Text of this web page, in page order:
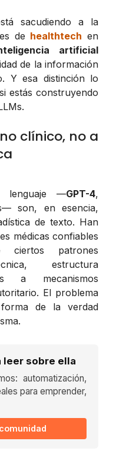
sacudiendo a la
de healthtech en
artificial
de la información
Y esa distinción lo
estás construyendo
clínico, no a
lenguaje —GPT-4,
son, en esencia,
de texto. Han
médicas confiables
ciertos patrones
estructura
a mecanismos
El problema
forma de la verdad
leer sobre ella
automatización,
para emprender,